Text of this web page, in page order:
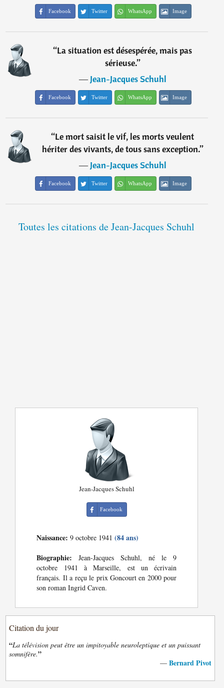
Facebook Twitter WhatsApp Image
“La situation est désespérée, mais pas
sérieuse.”
―Jean-Jacques Schuhl
Facebook Twitter WhatsApp Image
“Le mort saisit le vif, les morts veulent
hériter des vivants, de tous sans exception.”
―Jean-Jacques Schuhl
Facebook Twitter WhatsApp Image
Toutes les citations de Jean-Jacques Schuhl
Jean-Jacques Schuhl
Facebook
Naissance: 9 octobre 1941(84 ans)
Biographie: Jean-Jacques Schuhl, né le 9
octobre 1941 à Marseille, est un écrivain
français. Il a reçu le prix Goncourt en 2000 pour
son roman Ingrid Caven.
Citation du jour
“La télévision peut être un impitoyable neuroleptique et un puissant
somnifère.”
— Bernard Pivot